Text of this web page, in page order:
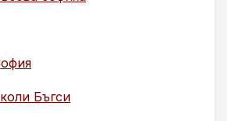
Бъгси